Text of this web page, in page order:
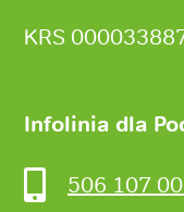
KRS
Infolinia dla
506 107